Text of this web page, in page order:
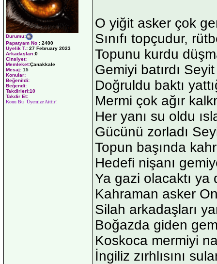
Durumu:
Papatyam No : 2400
Üyelik T.: 27 February 2023
Arkadaşları:0
Cinsiyet:
Memleket:Çanakkale
Mesaj: 15
Konular:
Beğenildi:
Beğendi:
Takdirleri:10
Takdir Et:
Konu Bu Üyemize Aittir!
O yiğit asker çok
Sınıfı topçudur,
Topunu kurdu
Gemiyi batırdı
Doğruldu baktı
Mermi çok ağır
Her yanı su oldu
Gücünü zorladı
Topun başında
Hedefi nişanı
Ya gazi olacaktı ya
Kahraman asker
Silah arkadaşları
Boğazda giden
Koskoca mermiyi
İngiliz zırhlısını